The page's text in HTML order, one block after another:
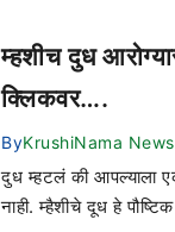
म्हशीच दुध
क्लिकवर….
ByKrushiNama News
दुध म्हटलं की आपल्याला
नाही. म्हैशीचे दूध हे